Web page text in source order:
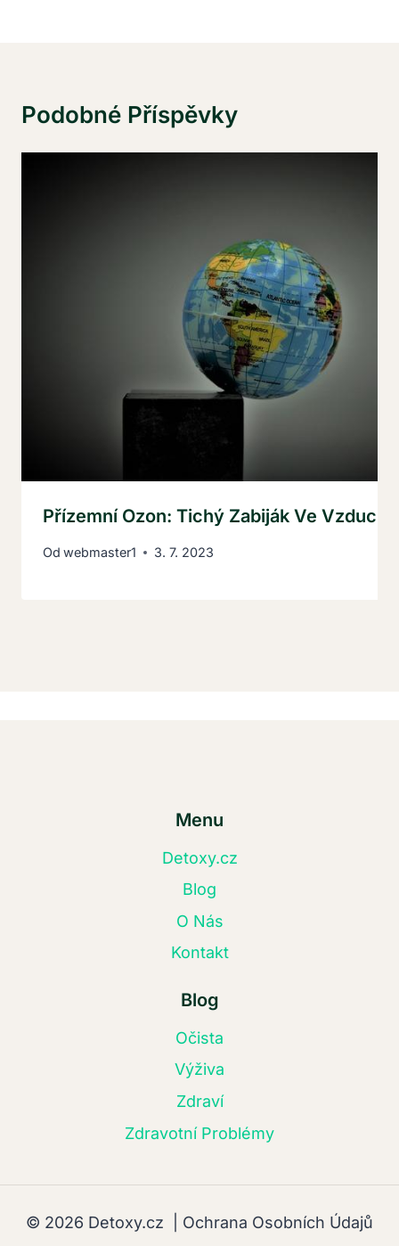
Podobné Příspěvky
Přízemní Ozon: Tichý Zabiják Ve
Od webmaster1 3. 7. 2023
Menu
Detoxy.cz
Blog
O Nás
Kontakt
Blog
Očista
Výživa
Zdraví
Zdravotní Problémy
© 2026 Detoxy.cz | Ochrana Osobních Údajů